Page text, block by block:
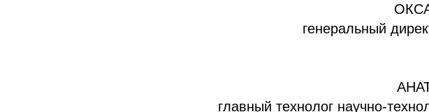
генеральный
главный технолог научно-